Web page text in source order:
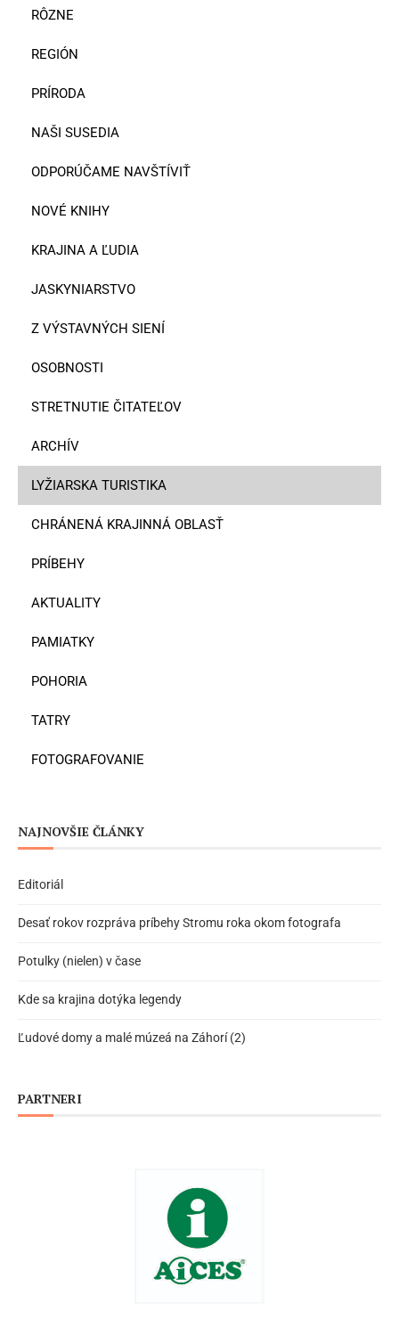
RÔZNE
REGIÓN
PRÍRODA
NAŠI SUSEDIA
ODPORÚČAME NAVŠTÍVIŤ
NOVÉ KNIHY
KRAJINA A ĽUDIA
JASKYNIARSTVO
Z VÝSTAVNÝCH SIENÍ
OSOBNOSTI
STRETNUTIE ČITATEĽOV
ARCHÍV
LYŽIARSKA TURISTIKA
CHRÁNENÁ KRAJINNÁ OBLASŤ
PRÍBEHY
AKTUALITY
PAMIATKY
POHORIA
TATRY
FOTOGRAFOVANIE
NAJNOVŠIE ČLÁNKY
Editoriál
Desať rokov rozpráva príbehy Stromu roka okom fotografa
Potulky (nielen) v čase
Kde sa krajina dotýka legendy
Ľudové domy a malé múzeá na Záhorí (2)
PARTNERI